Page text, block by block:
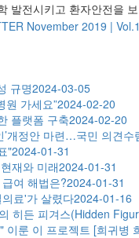
규명2024-03-05
원 가세요”2024-02-20
플랫폼 구축2024-02-20
’개정안 마련…국민 의견수
"2024-01-31
재와 미래2024-01-31
여 해법은?2024-01-31
료'가 살렸다2024-01-16
히든 피겨스(Hidden
룬 이 프로젝트 [희귀병